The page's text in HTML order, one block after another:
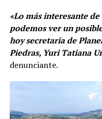
«Lo más interesante de
podemos ver un
hoy secretaria de
Piedras, Yuri Tatiana
denunciante.